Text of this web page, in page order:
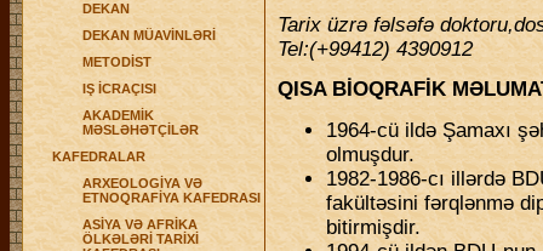
DEKAN
DEKAN MÜAVİNLƏRİ
METODİST
IŞ İCRAÇISI
AKADEMİK
MƏSLƏHƏTÇİLƏR
KAFEDRALAR
ARXEOLOGİYA VƏ
ETNOQRAFİYA KAFEDRASI
ASİYA VƏ AFRİKA
ÖLKƏLƏRİ TARİXİ
Tarix üzrə fəlsəfə
Tel:(+99412) 4390912
QISA BİOQRAFİK
1964-cü ildə Şamaxı
olmuşdur.
1982-1986-cı illərdə
fakültəsini fərqlənmə
bitirmişdir.